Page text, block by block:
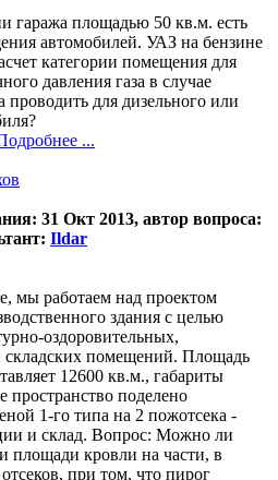
гаража площадью 50 кв.м. есть
автомобилей. УАЗ на бензине
категории помещения для
давления газа в случае
проводить для дизельного или
...
31 Окт 2013, автор вопроса:
Ildar
мы работаем над проектом
здания с целью
оздоровительных,
складских помещений. Площадь
12600 кв.м., габариты
пространство поделено
1-го типа на 2 пожотсека -
и склад. Вопрос: Можно ли
площади кровли на части, в
при том, что пирог